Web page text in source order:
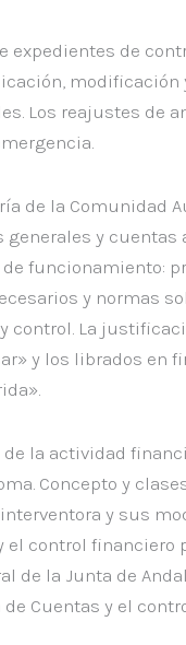
expedientes de
modificación
Los reajustes de
de la Comunidad
generales y cuentas
funcionamiento:
y normas
control. La
y los librados en
de la actividad
Concepto y
y sus
el control financiero
de la Junta de
de Cuentas y el